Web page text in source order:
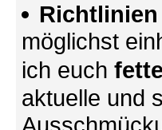
möglichst
ich euch fette
aktuelle und